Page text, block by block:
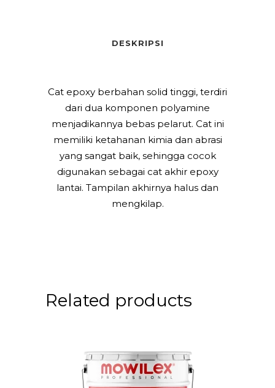
DESKRIPSI
Cat epoxy berbahan solid tinggi, terdiri
dari dua komponen polyamine
menjadikannya bebas pelarut. Cat ini
memiliki ketahanan kimia dan abrasi
yang sangat baik, sehingga cocok
digunakan sebagai cat akhir epoxy
lantai. Tampilan akhirnya halus dan
mengkilap.
Related products